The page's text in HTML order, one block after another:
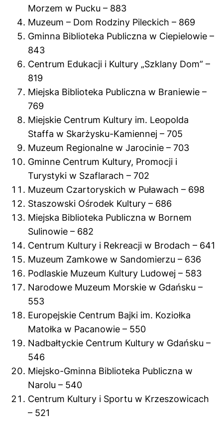
Morzem w Pucku – 883
Muzeum – Dom Rodziny Pileckich – 869
Gminna Biblioteka Publiczna w Ciepielowie –
843
Centrum Edukacji i Kultury „Szklany Dom” –
819
Miejska Biblioteka Publiczna w Braniewie –
769
Miejskie Centrum Kultury im. Leopolda
Staffa w Skarżysku-Kamiennej – 705
Muzeum Regionalne w Jarocinie – 703
Gminne Centrum Kultury, Promocji i
Turystyki w Szaflarach – 702
Muzeum Czartoryskich w Puławach – 698
Staszowski Ośrodek Kultury – 686
Miejska Biblioteka Publiczna w Bornem
Sulinowie – 682
Centrum Kultury i Rekreacji w Brodach – 641
Muzeum Zamkowe w Sandomierzu – 636
Podlaskie Muzeum Kultury Ludowej – 583
Narodowe Muzeum Morskie w Gdańsku –
553
Europejskie Centrum Bajki im. Koziołka
Matołka w Pacanowie – 550
Nadbałtyckie Centrum Kultury w Gdańsku –
546
Miejsko-Gminna Biblioteka Publiczna w
Narolu – 540
Centrum Kultury i Sportu w Krzeszowicach
– 521